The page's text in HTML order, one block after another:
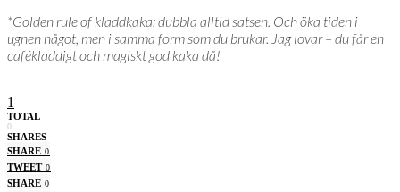
*Golden rule of kladdkaka: dubbla alltid satsen. Och öka tiden i
ugnen något, men i samma form som du brukar. Jag lovar – du får en
cafékladdigt och magiskt god kaka då!
1
TOTAL
0
SHARES
SHARE 0
TWEET 0
SHARE 0